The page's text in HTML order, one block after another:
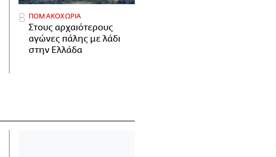
ΠΟΜΑΚΟΧΩΡΙΑ
Στους αρχαιότερους
αγώνες πάλης με λάδι
στην Ελλάδα